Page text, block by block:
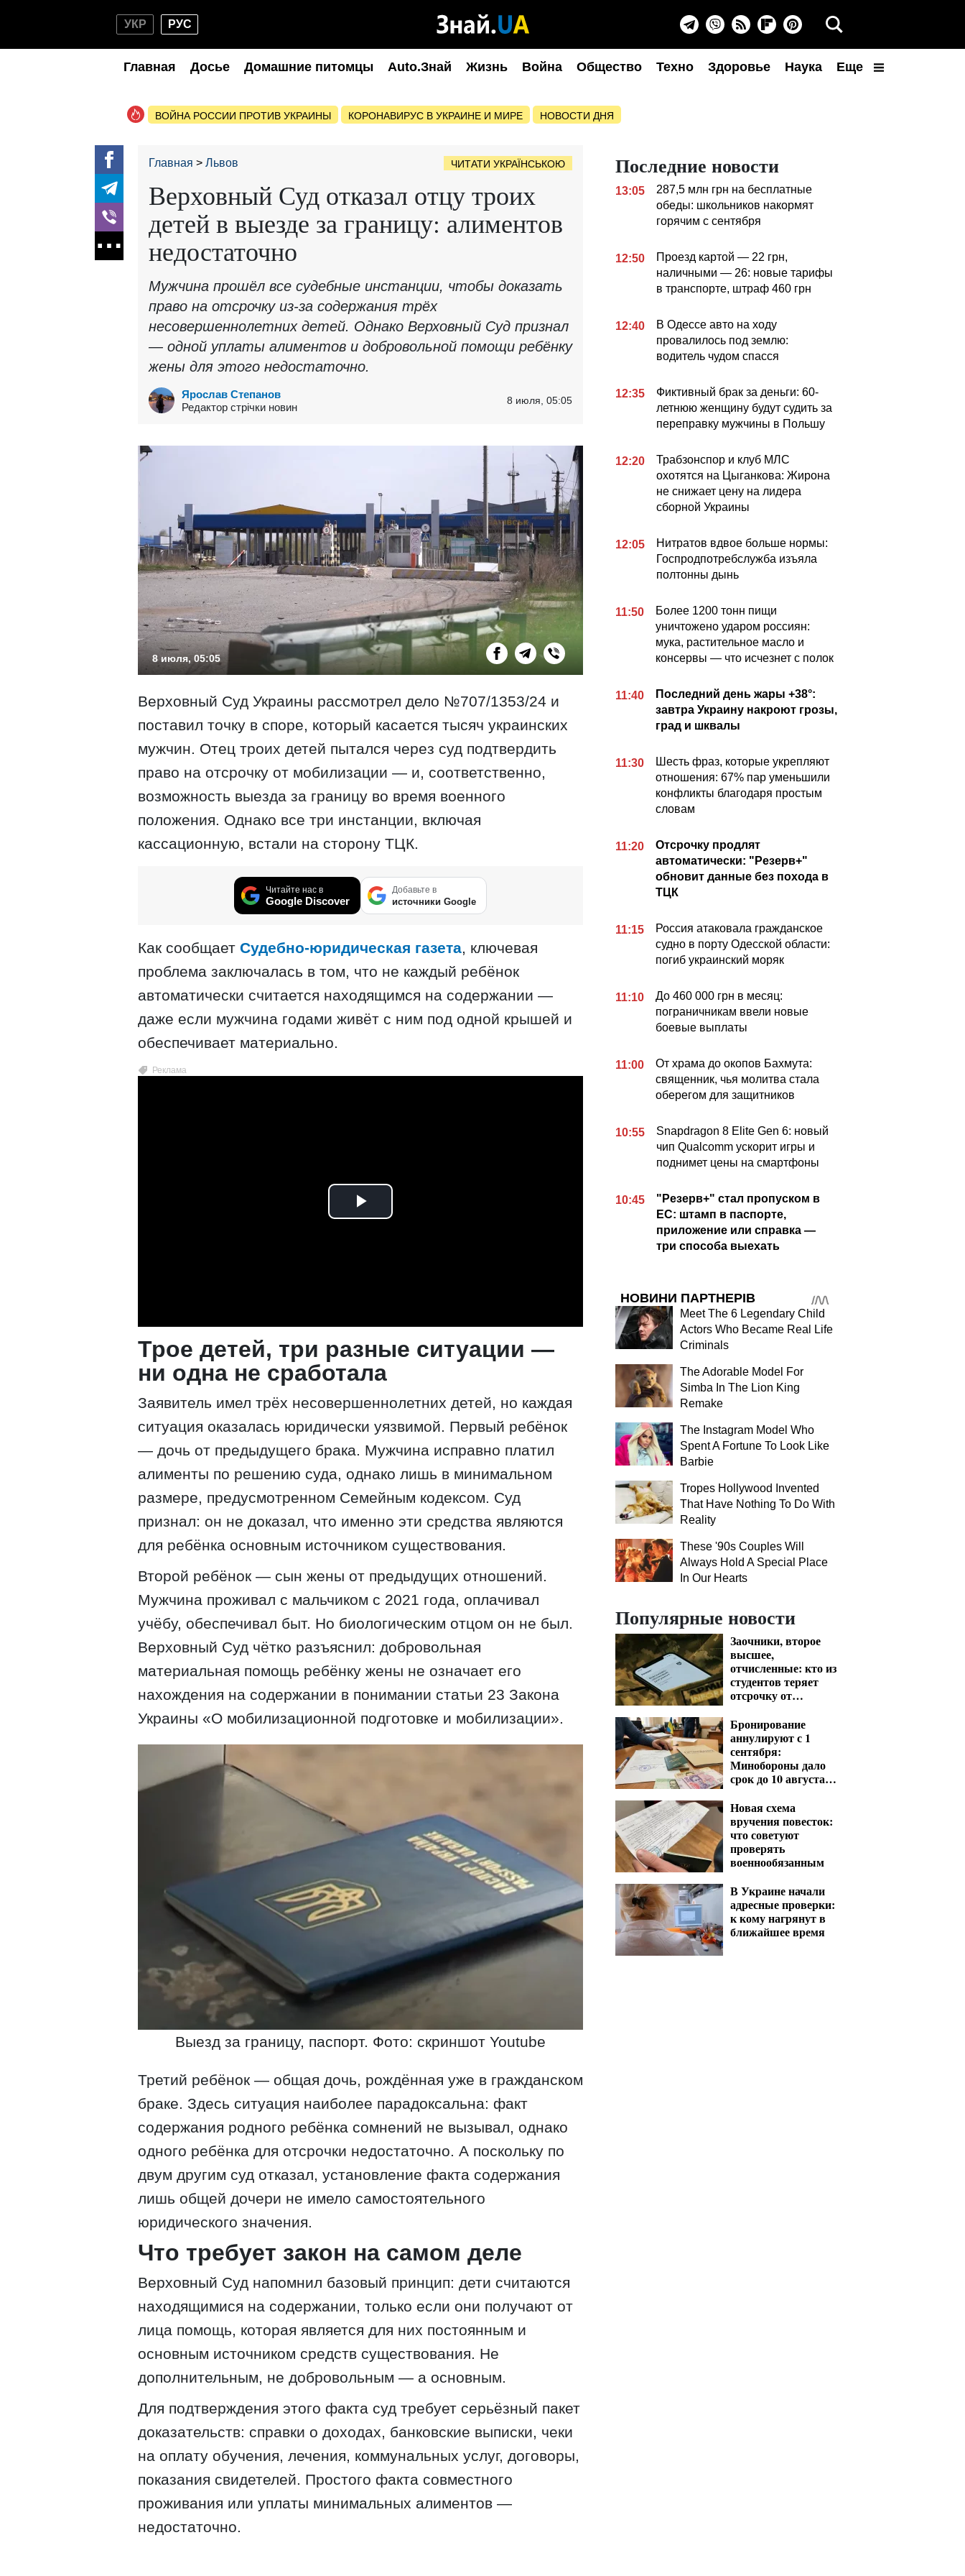
УКР РУС
Главная Досье Домашние питомцы Auto.Знай Жизнь Война Общество Техно Здоровье Наука Еще
ВОЙНА РОССИИ ПРОТИВ УКРАИНЫ КОРОНАВИРУС В УКРАИНЕ И МИРЕ НОВОСТИ ДНЯ
Главная Львов ЧИТАТИ УКРАЇНСЬКОЮ
Верховный Суд отказал отцу троих
детей в выезде за границу: алиментов
недостаточно
Мужчина прошёл все судебные инстанции, чтобы доказать
право на отсрочку из-за содержания трёх
несовершеннолетних детей. Однако Верховный Суд признал
— одной уплаты алиментов и добровольной помощи ребёнку
жены для этого недостаточно.
Ярослав Степанов
Редактор стрічки новин
8 июля, 05:05
8 июля, 05:05
Верховный Суд Украины рассмотрел дело №707/1353/24 и
поставил точку в споре, который касается тысяч украинских
мужчин. Отец троих детей пытался через суд подтвердить
право на отсрочку от мобилизации — и, соответственно,
возможность выезда за границу во время военного
положения. Однако все три инстанции, включая
кассационную, встали на сторону ТЦК.
Читайте нас в
Google Discover
Добавьте в
источники Google
Как сообщает Судебно-юридическая газета, ключевая
проблема заключалась в том, что не каждый ребёнок
автоматически считается находящимся на содержании —
даже если мужчина годами живёт с ним под одной крышей и
обеспечивает материально.
Трое детей, три разные ситуации —
ни одна не сработала
Заявитель имел трёх несовершеннолетних детей, но каждая
ситуация оказалась юридически уязвимой. Первый ребёнок
— дочь от предыдущего брака. Мужчина исправно платил
алименты по решению суда, однако лишь в минимальном
размере, предусмотренном Семейным кодексом. Суд
признал: он не доказал, что именно эти средства являются
для ребёнка основным источником существования.
Второй ребёнок — сын жены от предыдущих отношений.
Мужчина проживал с мальчиком с 2021 года, оплачивал
учёбу, обеспечивал быт. Но биологическим отцом он не был.
Верховный Суд чётко разъяснил: добровольная
материальная помощь ребёнку жены не означает его
нахождения на содержании в понимании статьи 23 Закона
Украины «О мобилизационной подготовке и мобилизации».
Выезд за границу, паспорт. Фото: скриншот Youtube
Третий ребёнок — общая дочь, рождённая уже в гражданском
браке. Здесь ситуация наиболее парадоксальна: факт
содержания родного ребёнка сомнений не вызывал, однако
одного ребёнка для отсрочки недостаточно. А поскольку по
двум другим суд отказал, установление факта содержания
лишь общей дочери не имело самостоятельного
юридического значения.
Что требует закон на самом деле
Верховный Суд напомнил базовый принцип: дети считаются
находящимися на содержании, только если они получают от
лица помощь, которая является для них постоянным и
основным источником средств существования. Не
дополнительным, не добровольным — а основным.
Для подтверждения этого факта суд требует серьёзный пакет
доказательств: справки о доходах, банковские выписки, чеки
на оплату обучения, лечения, коммунальных услуг, договоры,
показания свидетелей. Простого факта совместного
проживания или уплаты минимальных алиментов —
недостаточно.
Последние новости
13:05
287,5 млн грн на бесплатные
обеды: школьников накормят
горячим с сентября
12:50
Проезд картой — 22 грн,
наличными — 26: новые тарифы
в транспорте, штраф 460 грн
12:40
В Одессе авто на ходу
провалилось под землю:
водитель чудом спасся
12:35
Фиктивный брак за деньги: 60-
летнюю женщину будут судить за
переправку мужчины в Польшу
12:20
Трабзонспор и клуб МЛС
охотятся на Цыганкова: Жирона
не снижает цену на лидера
сборной Украины
12:05
Нитратов вдвое больше нормы:
Госпродпотребслужба изъяла
полтонны дынь
11:50
Более 1200 тонн пищи
уничтожено ударом россиян:
мука, растительное масло и
консервы — что исчезнет с полок
11:40
Последний день жары +38°:
завтра Украину накроют грозы,
град и шквалы
11:30
Шесть фраз, которые укрепляют
отношения: 67% пар уменьшили
конфликты благодаря простым
словам
11:20
Отсрочку продлят
автоматически: "Резерв+"
обновит данные без похода в
ТЦК
11:15
Россия атаковала гражданское
судно в порту Одесской области:
погиб украинский моряк
11:10
До 460 000 грн в месяц:
пограничникам ввели новые
боевые выплаты
11:00
От храма до окопов Бахмута:
священник, чья молитва стала
оберегом для защитников
10:55
Snapdragon 8 Elite Gen 6: новый
чип Qualcomm ускорит игры и
поднимет цены на смартфоны
10:45
"Резерв+" стал пропуском в
ЕС: штамп в паспорте,
приложение или справка —
три способа выехать
НОВИНИ ПАРТНЕРІВ
Meet The 6 Legendary Child
Actors Who Became Real Life
Criminals
The Adorable Model For
Simba In The Lion King
Remake
The Instagram Model Who
Spent A Fortune To Look Like
Barbie
Tropes Hollywood Invented
That Have Nothing To Do With
Reality
These '90s Couples Will
Always Hold A Special Place
In Our Hearts
Популярные новости
Заочники, второе
высшее,
отчисленные: кто из
студентов теряет
отсрочку от
Бронирование
аннулируют с 1
сентября:
Минобороны дало
срок до 10 августа
предприятий
Новая схема
вручения повесток:
что советуют
проверять
военнообязанным
В Украине начали
адресные проверки:
к кому нагрянут в
ближайшее время